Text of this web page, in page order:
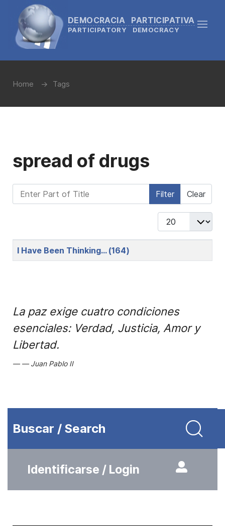
DEMOCRACIA PARTICIPATIVA
PARTICIPATORY DEMOCRACY
Home Tags
spread of drugs
Enter Part of Title Filter Clear
Display #
Title
I Have Been Thinking… (164)
La paz exige cuatro condiciones
esenciales: Verdad, Justicia, Amor y
Libertad.
Juan Pablo II
Buscar / Search
Identificarse / Login